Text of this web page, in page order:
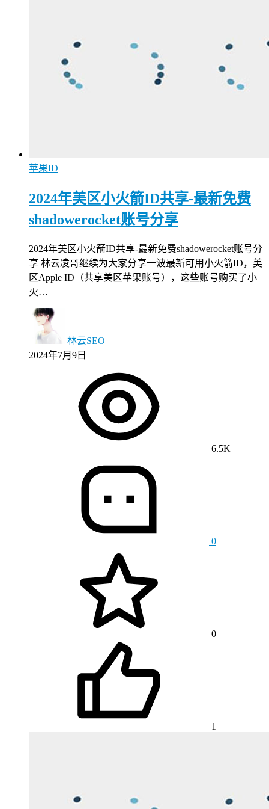
苹果ID
2024年美区小火箭ID共享-最新免费
shadowerocket账号分享
2024年美区小火箭ID共享-最新免费shadowerocket账号分
享 林云凌哥继续为大家分享一波最新可用小火箭ID，美
区Apple ID（共享美区苹果账号），这些账号购买了小
火…
林云SEO
2024年7月9日
6.5K
0
0
1